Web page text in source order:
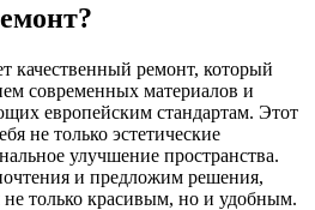
качественный ремонт, который
современных материалов и
европейским стандартам. Этот
не только эстетические
улучшение пространства.
и предложим решения,
только красивым, но и удобным.